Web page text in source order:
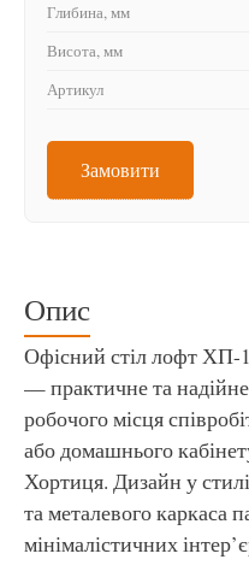
Глибина, мм
Висота, мм
Артикул
Замовити
Опис
Офісний стіл лофт ХП-
— практичне та
робочого місця
або домашнього
Хортиця. Дизайн у
та металевого каркаса
мінімалістичних